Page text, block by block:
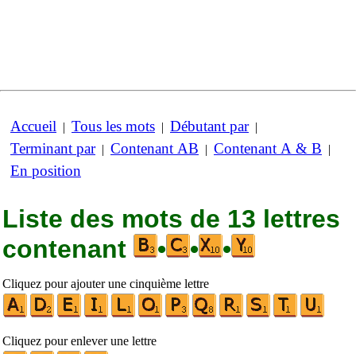
Accueil | Tous les mots | Débutant par|
Terminant par| Contenant AB | Contenant A & B |
En position
Liste des mots de 13 lettres
contenant
• • •
Cliquez pour ajouter une cinquième lettre
Cliquez pour enlever une lettre